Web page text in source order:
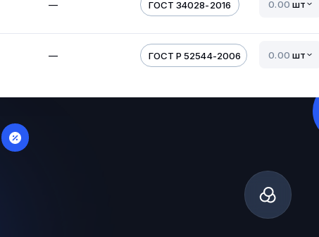
— ГОСТ 34028-2016 шт
— ГОСТ Р 52544-2006 шт